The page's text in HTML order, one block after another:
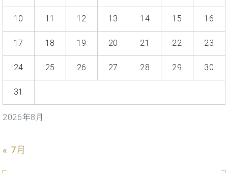
コ
サ
ー
シ
ュ
タ
イ
シ
レ
実
レ
ッ
ン
ン
理
タイ
ン・
シュ
ーレ
教室
案
問
2026年8月
10 11 12 13 14 15 16
17 18 19 20 21 22 23
24 25 26 27 28 29 30
31
« 7月